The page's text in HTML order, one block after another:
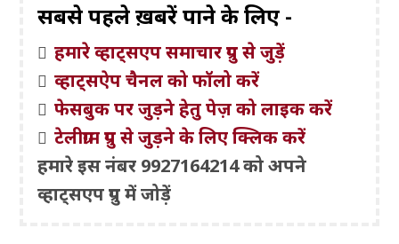
सबसे पहले ख़बरें पाने के लिए -
हमारे व्हाट्सएप समाचार ग्रुप से जुड़ें
व्हाट्सऐप चैनल को फॉलो करें
फेसबुक पर जुड़ने हेतु पेज़ को लाइक करें
टेलीग्राम ग्रुप से जुड़ने के लिए क्लिक करें
हमारे इस नंबर 9927164214 को अपने
व्हाट्सएप ग्रुप में जोड़ें